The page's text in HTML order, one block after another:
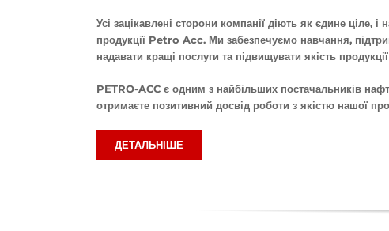
Усі зацікавлені сторони компанії діють як єдине ціле,
продукції Petro Acc. Ми забезпечуємо навчання,
надавати кращі послуги та підвищувати якість
PETRO-ACC є одним з найбільших постачальників
отримаєте позитивний досвід роботи з якістю нашої
ДЕТАЛЬНІШЕ